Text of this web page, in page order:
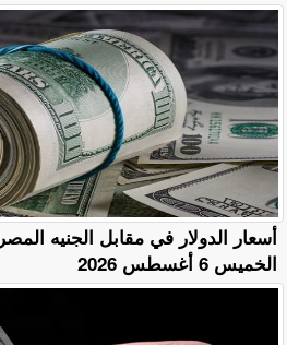
أسعار الدولار في مقابل الجنيه
الخميس 6 أغسطس 2026